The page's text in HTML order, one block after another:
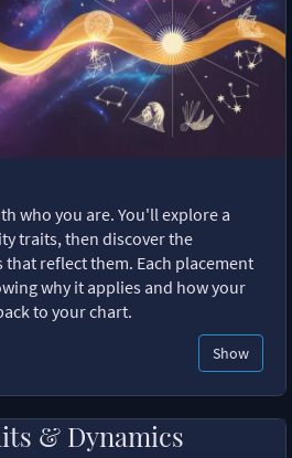
who you are. You'll explore a
traits, then discover the
reflect them. Each placement
why it applies and how your
to your chart.
Show
& Dynamics